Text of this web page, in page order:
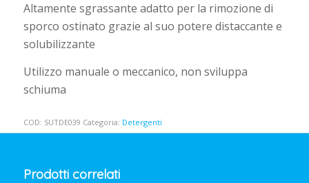
Altamente sgrassante adatto per la rimozione di
sporco ostinato grazie al suo potere distaccante e
solubilizzante
Utilizzo manuale o meccanico, non sviluppa
schiuma
COD: SUTDE039 Categoria: Detergenti
Prodotti correlati